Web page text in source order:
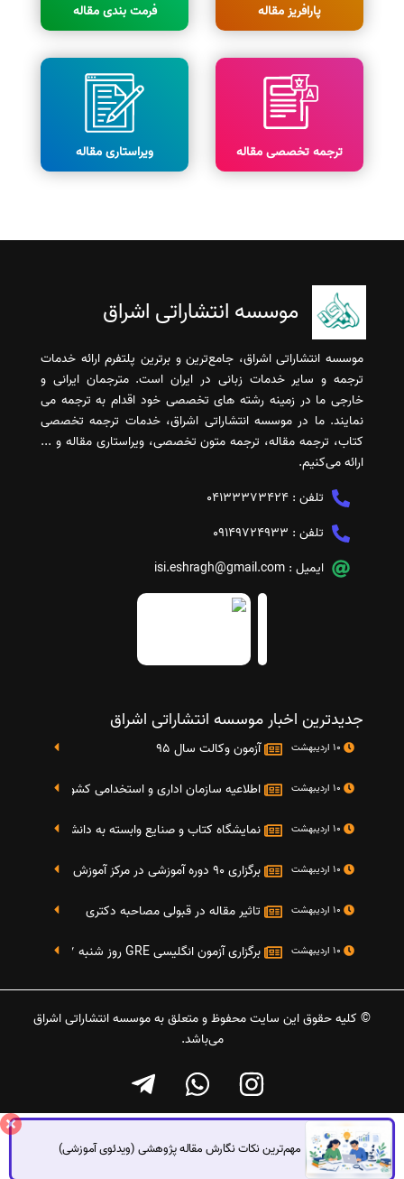
پارافریز مقاله فرمت بندی مقاله
ترجمه تخصصی مقاله ویراستاری مقاله
موسسه انتشاراتی اشراق
موسسه انتشاراتی اشراق، جامع‌ترین و برترین پلتفرم ارائه خدمات
ترجمه و سایر خدمات زبانی در ایران است. مترجمان ایرانی و
خارجی ما در زمینه رشته های تخصصی خود اقدام به ترجمه می
نمایند. ما در موسسه انتشاراتی اشراق، خدمات ترجمه تخصصی
کتاب، ترجمه مقاله، ترجمه متون تخصصی، ویراستاری مقاله و ...
ارائه می‌کنیم.
تلفن : 04133373424
تلفن : 09149724933
ایمیل : isi.eshragh@gmail.com
جدیدترین اخبار موسسه انتشاراتی اشراق
آزمون وکالت سال 95
اطلاعیه سازمان اداری و استخدامی کشور در خصوص
نمایشگاه کتاب و صنایع وابسته به دانشگاه صنعتی شریف 4 الی 8 مهر
برگزاری 90 دوره آموزشی در مرکز آموزش فرهنگی دانشگاه علامه
تاثیر مقاله در قبولی مصاحبه دکتری
برگزاری آزمون انگلیسی GRE روز شنبه 27 شهریور(مقارن با 17 سپتامبر 2016)
© کلیه حقوق این سایت محفوظ و متعلق به موسسه انتشاراتی اشراق
می‌باشد.
مهم‌ترین نکات نگارش مقاله پژوهشی (ویدئوی آموزشی)
گفتگوی آنلاین